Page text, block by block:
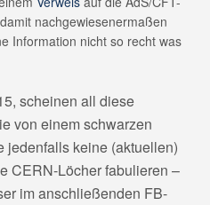
nachgewiesenermaßen
Information nicht so recht was
scheinen all diese
von einem schwarzen
jedenfalls keine (aktuellen)
CERN-Löcher fabulieren –
im anschließenden FB-